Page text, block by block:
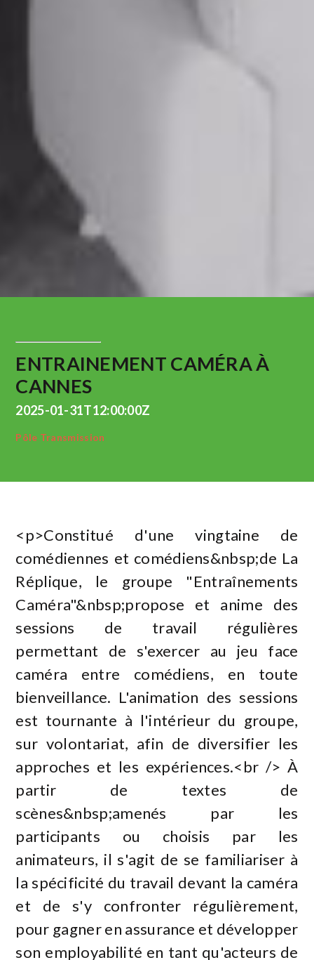
ENTRAINEMENT CAMÉRA À
CANNES
2025-01-31T12:00:00Z
Pôle Transmission
<p>Constitué d'une vingtaine de
comédiennes et comédiens&nbsp;de La
Réplique, le groupe "Entraînements
Caméra"&nbsp;propose et anime des
sessions de travail régulières
permettant de s'exercer au jeu face
caméra entre comédiens, en toute
bienveillance. L'animation des sessions
est tournante à l'intérieur du groupe,
sur volontariat, afin de diversifier les
approches et les expériences.<br /> À
partir de textes de
scènes&nbsp;amenés par les
participants ou choisis par les
animateurs, il s'agit de se familiariser à
la spécificité du travail devant la caméra
et de s'y confronter régulièrement,
pour gagner en assurance et développer
son employabilité en tant qu'acteurs de